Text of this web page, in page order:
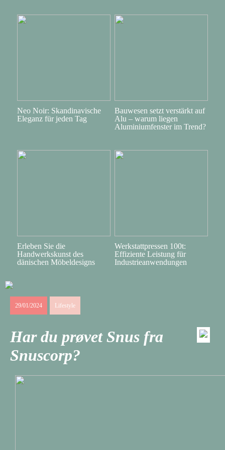
Neo Noir: Skandinavische
Eleganz für jeden Tag
Bauwesen setzt verstärkt auf
Alu – warum liegen
Aluminiumfenster im Trend?
Erleben Sie die
Handwerkskunst des
dänischen Möbeldesigns
Werkstattpressen 100t:
Effiziente Leistung für
Industrieanwendungen
29/01/2024 Lifestyle
Har du prøvet Snus fra
Snuscorp?